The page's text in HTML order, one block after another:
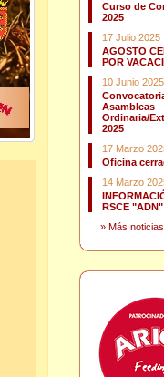
Curso de
2025
17 Julio 2025
AGOSTO
POR
10 Junio 2025
Asambleas
Ordinaria/
2025
17 Marzo
Oficina
14 Marzo
RSCE "ADN"
» Más noticias